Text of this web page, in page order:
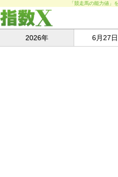
「競走馬の能力値」
2026年 6月27